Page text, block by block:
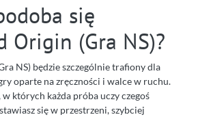
się
Origin (Gra NS)?
NS) będzie szczególnie trafiony dla
oparte na zręczności i walce w ruchu.
w których każda próba uczy czegoś
się w przestrzeni, szybciej